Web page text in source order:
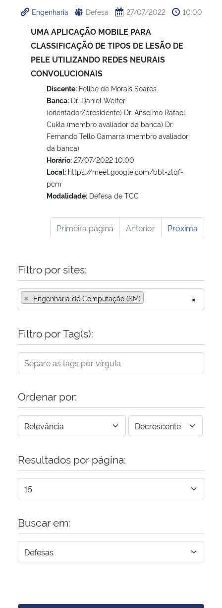
Engenharia Defesa 27/07/2022 10:00
UMA APLICAÇÃO MOBILE PARA
CLASSIFICAÇÃO DE TIPOS DE LESÃO DE
PELE UTILIZANDO REDES NEURAIS
CONVOLUCIONAIS
Discente: Felipe de Morais Soares
Banca: Dr. Daniel Welfer
(orientador/presidente) Dr. Anselmo Rafael
Cukla (membro avaliador da banca) Dr.
Fernando Tello Gamarra (membro avaliador
da banca)
Horário: 27/07/2022 10:00
Local: https://meet.google.com/bbt-ztqf-
pcm
Modalidade: Defesa de TCC
Primeira página Anterior Próxima
Filtro por sites:
×
× Engenharia de Computação (SM)
Filtro por Tag(s):
Ordenar por:
Resultados por página:
Buscar em: